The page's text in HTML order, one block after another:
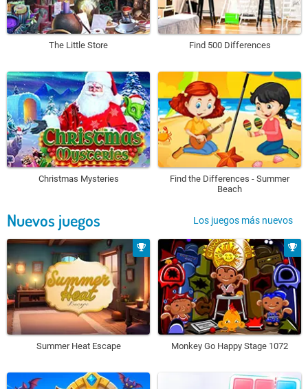
The Little Store Find 500 Differences
Christmas Mysteries
Find the Differences - Summer
Beach
Nuevos juegos Los juegos más nuevos
Summer Heat Escape Monkey Go Happy Stage 1072